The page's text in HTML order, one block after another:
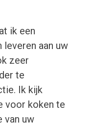
ik een
leveren aan uw
zeer
te
Ik kijk
voor koken te
van uw